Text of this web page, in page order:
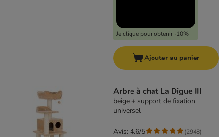
Je clique pour obtenir -10%
Ajouter au panier
Arbre à chat La Digue III
beige + support de fixation
universel
Avis: 4.6/5 (2948)